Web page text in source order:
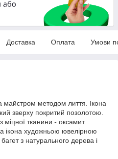
Доставка Оплата Умови
майстром методом лиття. Ікона
зверху покритий позолотою.
міцної тканини - оксамит
ікона художньою ювелірною
з натурального дерева і